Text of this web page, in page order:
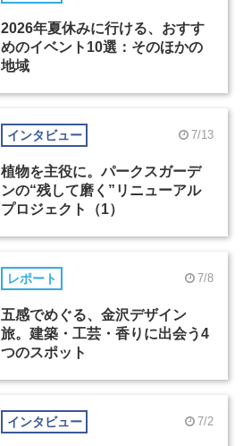
2026年夏休みに行ける、おすす
めのイベント10選：そのほかの
地域
インタビュー 7/13
植物を主役に。パークスガーデ
ンの“残して磨く”リニューアル
プロジェクト（1）
レポート 7/8
五感でめぐる、金沢デザイン
旅。建築・工芸・香りに出会う4
つのスポット
インタビュー 7/2